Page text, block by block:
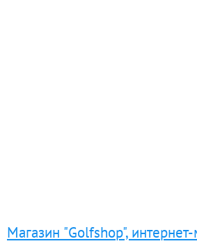
Магазин "Golfshop",